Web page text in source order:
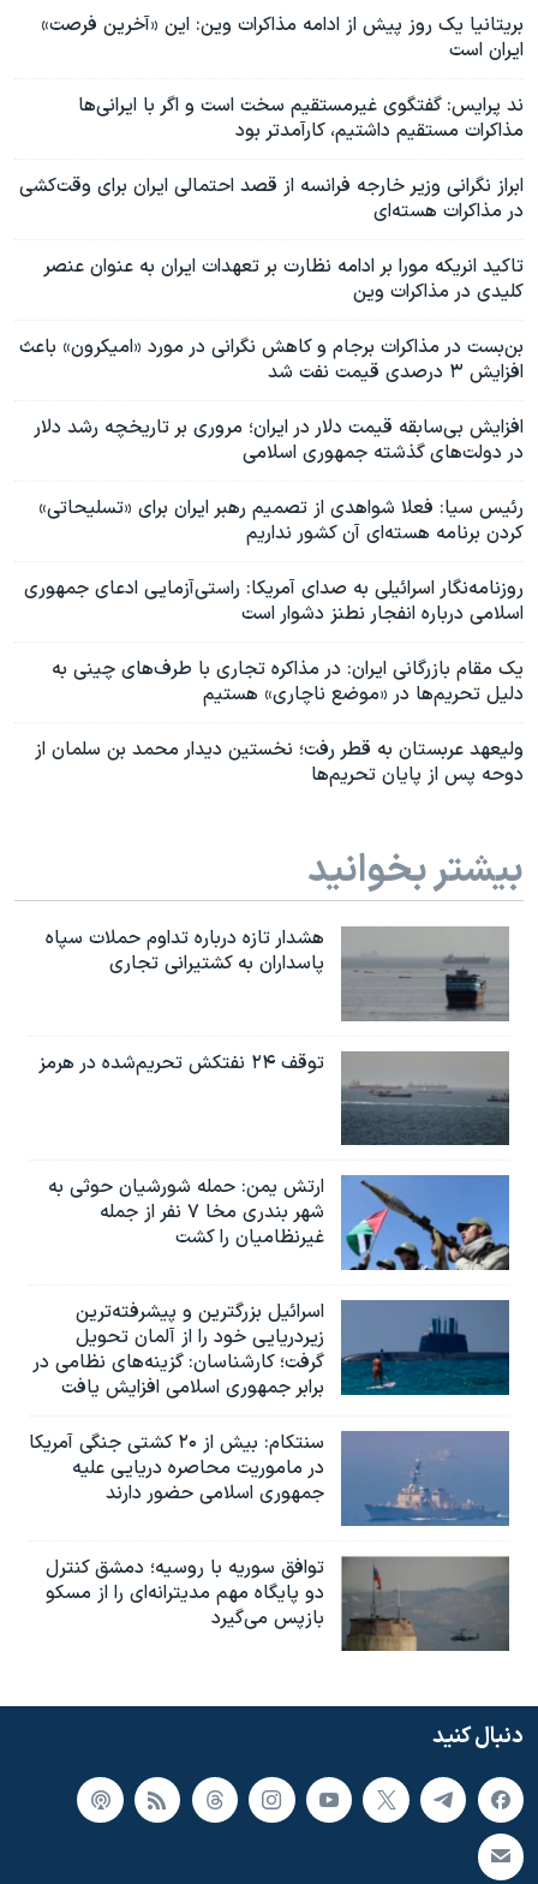
بریتانیا یک روز پیش از ادامه مذاکرات وین: این «آخرین فرصت»
ایران است
ند پرایس: گفتگوی غیرمستقیم سخت است و اگر با ایرانی‌ها
مذاکرات مستقیم داشتیم، کارآمدتر بود
ابراز نگرانی وزیر خارجه فرانسه از قصد احتمالی ایران برای وقت‌کشی
در مذاکرات هسته‌ای
تاکید انریکه مورا بر ادامه نظارت بر تعهدات ایران به عنوان عنصر
کلیدی در مذاکرات وین
بن‌بست در مذاکرات برجام و کاهش‌ نگرانی در مورد «امیکرون» باعث
افزایش ۳ درصدی قیمت نفت شد
افزایش بی‌سابقه قیمت دلار در ایران؛ مروری بر تاریخچه رشد دلار
در دولت‌های گذشته جمهوری اسلامی
رئیس سیا: فعلا شواهدی از تصمیم رهبر ایران برای «تسلیحاتی»
کردن برنامه هسته‌ای آن کشور نداریم
روزنامه‌نگار اسرائیلی به صدای آمریکا: راستی‌آزمایی ادعای جمهوری
اسلامی درباره انفجار نطنز دشوار است
یک مقام بازرگانی ایران: در مذاکره تجاری با طرف‌های چینی به
دلیل تحریم‌ها در «موضع ناچاری» هستیم
ولیعهد عربستان به قطر رفت؛ نخستین دیدار محمد بن سلمان از
دوحه پس از پایان تحریم‌ها
بیشتر بخوانید
هشدار تازه درباره تداوم حملات سپاه
پاسداران به کشتیرانی تجاری
توقف ۲۴ نفتکش تحریم‌شده در هرمز
ارتش یمن: حمله شورشیان حوثی به
شهر بندری مخا ۷ نفر از جمله
غیرنظامیان را کشت
اسرائيل بزرگترین و پیشرفته‌ترین
زیردریایی خود را از آلمان تحویل
گرفت؛ کارشناسان: گزینه‌های نظامی در
برابر جمهوری اسلامی افزایش یافت
سنتکام: بیش از ۲۰ کشتی جنگی آمریکا
در ماموریت محاصره دریایی علیه
جمهوری اسلامی حضور دارند
توافق سوریه با روسیه؛ دمشق کنترل
دو پایگاه مهم مدیترانه‌ای را از مسکو
بازپس می‌گیرد
دنبال کنید